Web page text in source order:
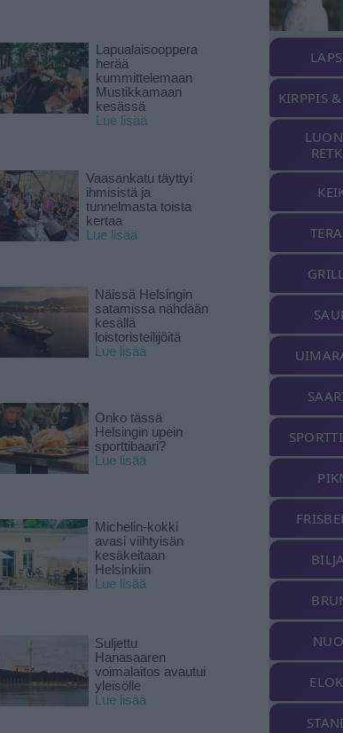
Lapualaisooppera
herää
kummittelemaan
Mustikkamaan
kesässä
Lue lisää
Vaasankatu täyttyi
ihmisistä ja
tunnelmasta toista
kertaa
Lue lisää
Näissä Helsingin
satamissa nähdään
kesällä
loistoristeilijöitä
Lue lisää
Onko tässä
Helsingin upein
sporttibaari?
Lue lisää
Michelin-kokki
avasi viihtyisän
kesäkeitaan
Helsinkiin
Lue lisää
Suljettu
Hanasaaren
voimalaitos avautui
yleisölle
Lue lisää
KIRPPIS